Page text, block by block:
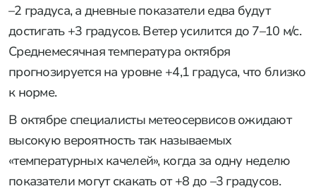
–2 градуса, а дневные показатели едва будут
достигать +3 градусов. Ветер усилится до 7–10 м/с.
Среднемесячная температура октября
прогнозируется на уровне +4,1 градуса, что близко
к норме.
В октябре специалисты метеосервисов ожидают
высокую вероятность так называемых
«температурных качелей», когда за одну неделю
показатели могут скакать от +8 до –3 градусов.